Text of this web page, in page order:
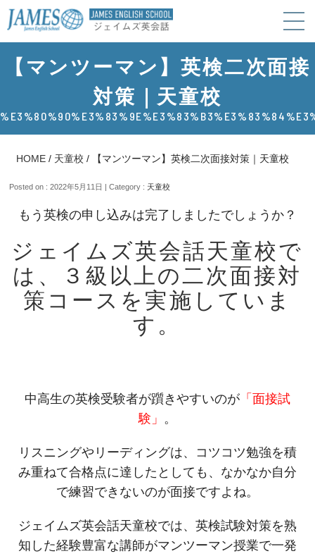
【マンツーマン】英検二次面接
対策｜天童校
HOME / 天童校 / 【マンツーマン】英検二次面接対策｜天童校
Posted on : 2022年5月11日 | Category : 天童校
もう英検の申し込みは完了しましたでしょうか？
ジェイムズ英会話天童校で
は、３級以上の二次面接対
策コースを実施していま
す。
中高生の英検受験者が躓きやすいのが「面接試
験」 。
リスニングやリーディングは、コツコツ勉強を積
み重ねて合格点に達したとしても、なかなか自分
で練習できないのが面接ですよね。
ジェイムズ英会話天童校では、英検試験対策を熟
知した経験豊富な講師がマンツーマン授業で一発